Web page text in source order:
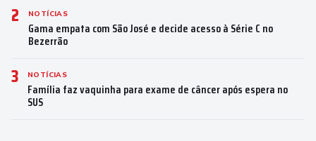
2 NOTÍCIAS
Gama empata com São José e decide acesso à Série C no
Bezerrão
3 NOTÍCIAS
Família faz vaquinha para exame de câncer após espera no
SUS